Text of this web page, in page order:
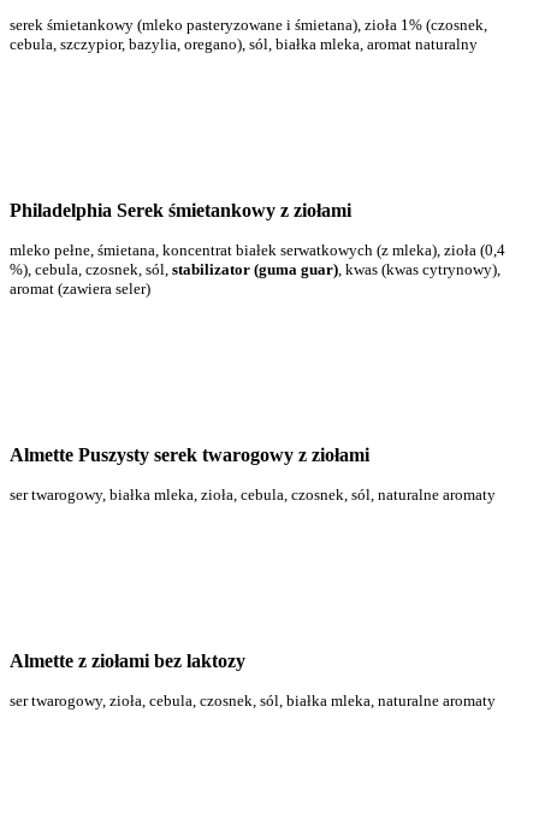
serek śmietankowy (mleko pasteryzowane i śmietana), zioła 1% (czosnek,
cebula, szczypior, bazylia, oregano), sól, białka mleka, aromat naturalny
Philadelphia Serek śmietankowy z ziołami
mleko pełne, śmietana, koncentrat białek serwatkowych (z mleka), zioła (0,4
%), cebula, czosnek, sól, stabilizator (guma guar) , kwas (kwas cytrynowy),
aromat (zawiera seler)
Almette Puszysty serek twarogowy z ziołami
ser twarogowy, białka mleka, zioła, cebula, czosnek, sól, naturalne aromaty
Almette z ziołami bez laktozy
ser twarogowy, zioła, cebula, czosnek, sól, białka mleka, naturalne aromaty